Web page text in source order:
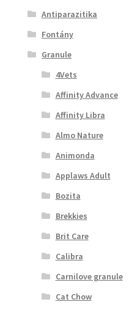
Antiparazitika
Fontány
Granule
4Vets
Affinity Advance
Affinity Libra
Almo Nature
Animonda
Applaws Adult
Bozita
Brekkies
Brit Care
Calibra
Carnilove granule
Cat Chow